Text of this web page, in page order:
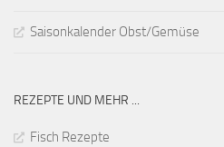
Saisonkalender Obst/Gemüse
REZEPTE UND MEHR ...
Fisch Rezepte